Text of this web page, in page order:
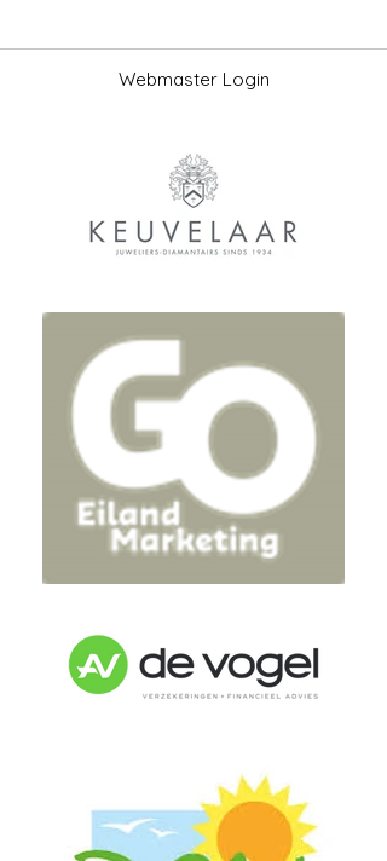
Webmaster Login